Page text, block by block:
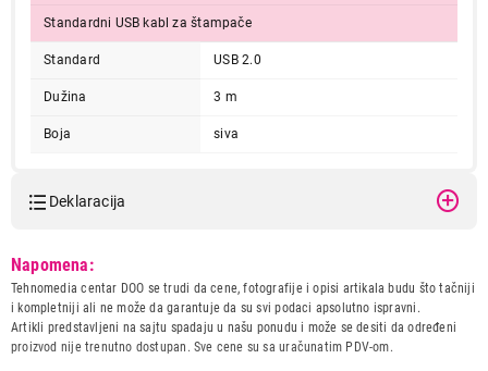
Standardni USB kabl za štampače
Standard USB 2.0
Dužina 3 m
Boja siva
Deklaracija
Naziv i vrsta robe:
KABL IT/AV
Uvoznik:
Repro Market d.o.o.
Zemlja porekla:
Kina
Napomena:
Tehnomedia centar DOO se trudi da cene, fotografije i opisi artikala budu što tačniji
i kompletniji ali ne može da garantuje da su svi podaci apsolutno ispravni.
Artikli predstavljeni na sajtu spadaju u našu ponudu i može se desiti da određeni
proizvod nije trenutno dostupan. Sve cene su sa uračunatim PDV-om.